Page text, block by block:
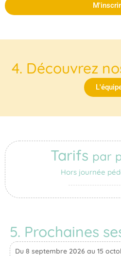
4. Découvrez
Tarifs par
Hors journée
5. Prochaines
Du 8 septembre 2026 au 15